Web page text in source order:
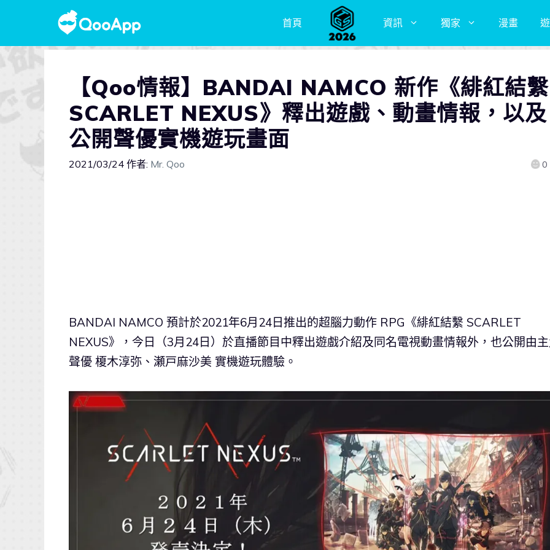
首頁 資訊 獨家 漫畫
【Qoo情報】BANDAI NAMCO 新作《緋紅結繫
SCARLET NEXUS》釋出遊戲、動畫情報，以及
公開聲優實機遊玩畫面
2021/03/24 作者: Mr. Qoo 0
BANDAI NAMCO 預計於2021年6月24日推出的超腦力動作 RPG《緋紅結繫 SCARLET
NEXUS》，今日（3月24日）於直播節目中釋出遊戲介紹及同名電視動畫情報外，也公開由
聲優 榎木淳弥、瀬戸麻沙美 實機遊玩體驗。